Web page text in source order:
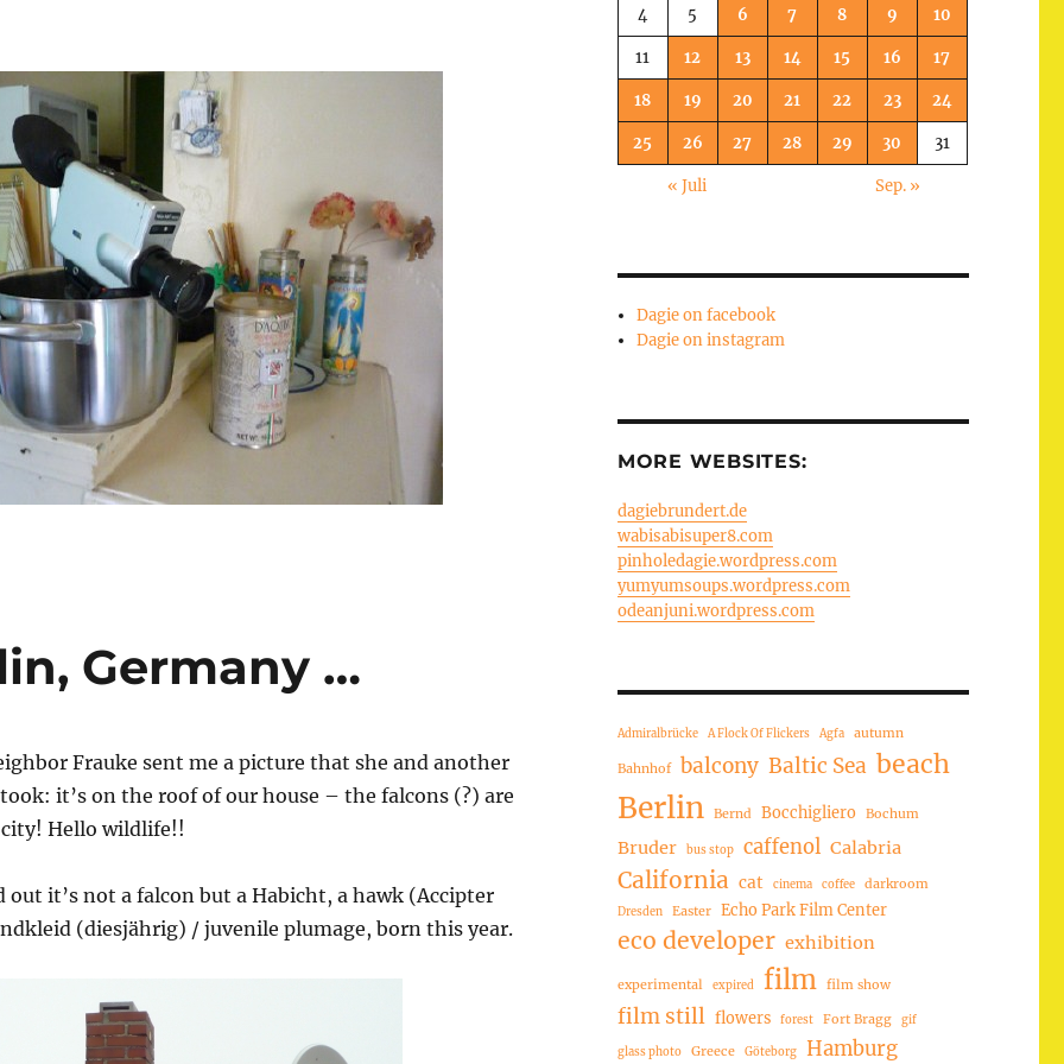
Germany …
Frauke sent me a picture that she and another
it’s on the roof of our house – the falcons (?) are
Hello wildlife!!
out it’s not a falcon but a Habicht, a hawk (Accipter
(diesjährig) / juvenile plumage, born this year.
4 5 6 7 8 9 10
11 12 13 14 15 16 17
18 19 20 21 22 23 24
25 26 27 28 29 30 31
« Juli Sep. »
Dagie on facebook
Dagie on instagram
MORE WEBSITES:
dagiebrundert.de
wabisabisuper8.com
pinholedagie.wordpress.com
yumyumsoups.wordpress.com
odeanjuni.wordpress.com
Admiralbrücke A Flock Of Flickers Agfa autumn
Bahnhof balcony Baltic Sea beach
Berlin Bernd Bocchigliero Bochum
Bruder bus stop caffenol Calabria
California cat cinema coffee darkroom
Dresden Easter Echo Park Film Center
eco developer exhibition
experimental expired film film show
film still flowers forest Fort Bragg gif
glass photo Greece Göteborg Hamburg